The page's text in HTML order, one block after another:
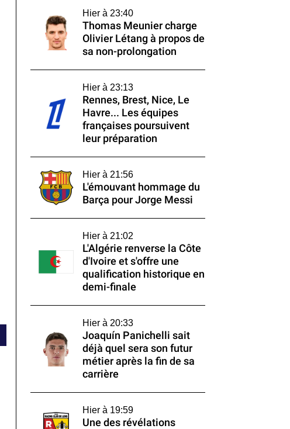
Hier à 23:40
Thomas Meunier charge
Olivier Létang à propos de
sa non-prolongation
Hier à 23:13
Rennes, Brest, Nice, Le
Havre... Les équipes
françaises poursuivent
leur préparation
Hier à 21:56
L'émouvant hommage du
Barça pour Jorge Messi
Hier à 21:02
L'Algérie renverse la Côte
d'Ivoire et s'offre une
qualification historique en
demi-finale
Hier à 20:33
Joaquín Panichelli sait
déjà quel sera son futur
métier après la fin de sa
carrière
Hier à 19:59
Une des révélations